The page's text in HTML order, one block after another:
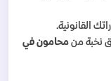
القانونية.
نخبة من محامون في